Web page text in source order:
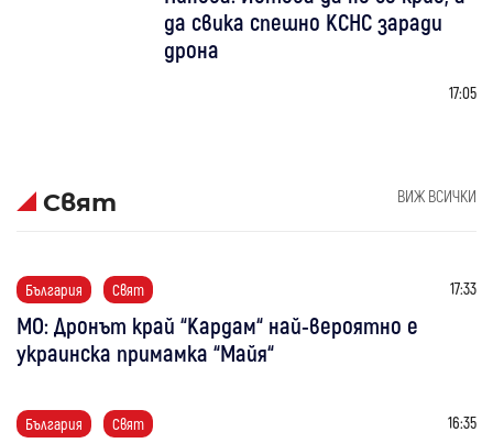
да свика спешно КСНС заради
дрона
17:05
Свят ВИЖ ВСИЧКИ
България Свят 17:33
МО: Дронът край “Кардам“ най-вероятно е
украинска примамка “Майя“
България Свят 16:35